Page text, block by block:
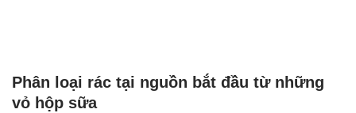
Phân loại rác tại nguồn bắt đầu từ những
vỏ hộp sữa